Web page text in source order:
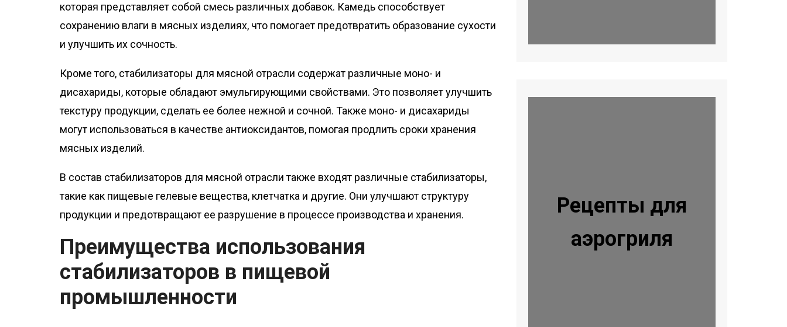
которая представляет собой смесь различных добавок. Камедь способствует
сохранению влаги в мясных изделиях, что помогает предотвратить образование сухости
и улучшить их сочность.
Кроме того, стабилизаторы для мясной отрасли содержат различные моно- и
дисахариды, которые обладают эмульгирующими свойствами. Это позволяет улучшить
текстуру продукции, сделать ее более нежной и сочной. Также моно- и дисахариды
могут использоваться в качестве антиоксидантов, помогая продлить сроки хранения
мясных изделий.
В состав стабилизаторов для мясной отрасли также входят различные стабилизаторы,
такие как пищевые гелевые вещества, клетчатка и другие. Они улучшают структуру
продукции и предотвращают ее разрушение в процессе производства и хранения.
Преимущества использования
стабилизаторов в пищевой
промышленности
Рецепты для
аэрогриля